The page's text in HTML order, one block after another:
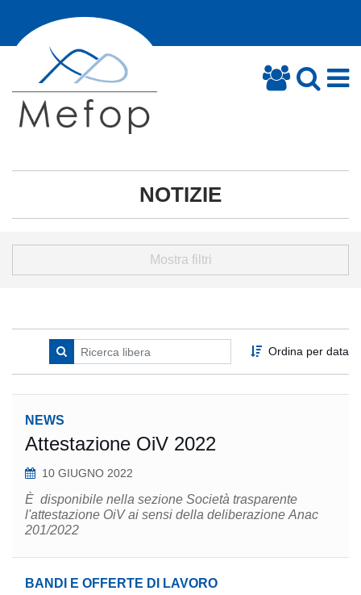
NOTIZIE
Mostra filtri
Ordina per data
NEWS
Attestazione OiV 2022
10 GIUGNO 2022
È disponibile nella sezione Società trasparente
l'attestazione OiV ai sensi della deliberazione Anac
201/2022
BANDI E OFFERTE DI LAVORO